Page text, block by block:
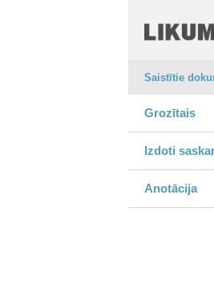
Saistītie
Grozītais
Izdoti
Anotācija